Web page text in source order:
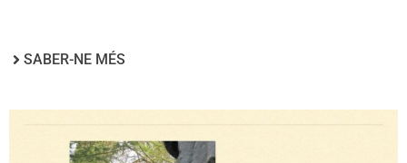
SABER-NE MÉS